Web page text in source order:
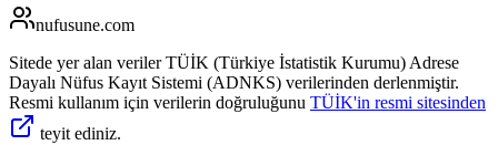
nufusune.com
Sitede yer alan veriler TÜİK (Türkiye İstatistik Kurumu) Adrese
Dayalı Nüfus Kayıt Sistemi (ADNKS) verilerinden derlenmiştir.
Resmi kullanım için verilerin doğruluğunu TÜİK'in resmi sitesinden
teyit ediniz.